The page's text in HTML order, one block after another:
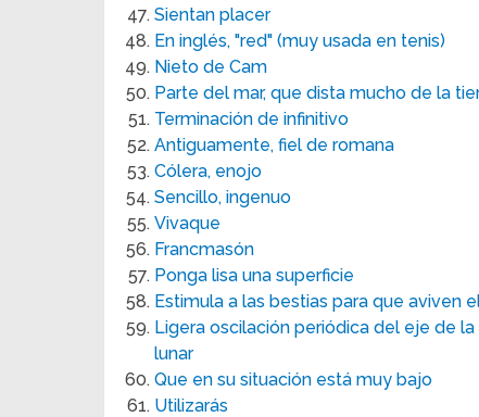
Sientan placer
En inglés, "red" (muy usada en tenis)
Nieto de Cam
Parte del mar, que dista mucho de la
Terminación de infinitivo
Antiguamente, fiel de romana
Cólera, enojo
Sencillo, ingenuo
Vivaque
Francmasón
Ponga lisa una superficie
Estimula a las bestias para que aviven
Ligera oscilación periódica del eje de
lunar
Que en su situación está muy bajo
Utilizarás